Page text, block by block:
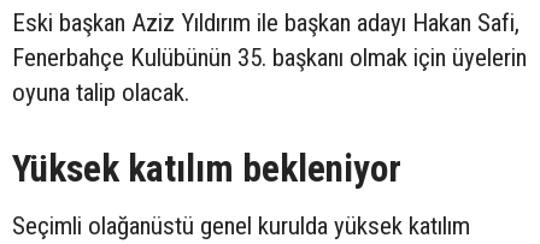
Eski başkan Aziz Yıldırım ile başkan adayı Hakan Safi,
Fenerbahçe Kulübünün 35. başkanı olmak için üyelerin
oyuna talip olacak.
Yüksek katılım bekleniyor
Seçimli olağanüstü genel kurulda yüksek katılım